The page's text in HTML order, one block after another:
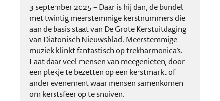
3 september 2025 – Daar is hij dan, de bundel
met twintig meerstemmige kerstnummers die
aan de basis staat van De Grote Kerstuitdaging
van Diatonisch Nieuwsblad. Meerstemmige
muziek klinkt fantastisch op trekharmonica’s.
Laat daar veel mensen van meegenieten, door
een plekje te bezetten op een kerstmarkt of
ander evenement waar mensen samenkomen
om kerstsfeer op te snuiven.